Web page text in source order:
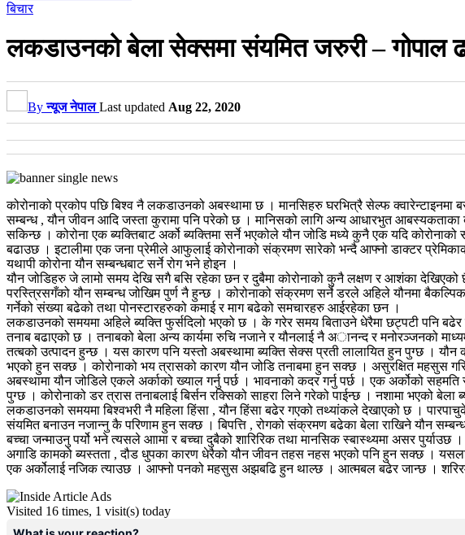
बिचार
लकडाउनको बेला सेक्समा संयमित जरुरी – गोपाल
Byन्यूज नेपाल Last updated Aug 22, 2020
कोरोनाको प्रकोप पछि बिश्व नै लकडाउनको अबस्थामा छ । मानसिहरु घरभित्रै सेल्फ क्वारेन्टाइनमा
सम्बन्ध , यौन जीवन आदि जस्ता कुरामा पनि परेको छ । मानिसको लागि अन्य आधारभुत
सकिन्छ । कोरोना एक ब्यक्तिबाट अर्को ब्यक्तिमा सर्ने भएकोले यौन जोडि मध्ये कुनै एक यदि
बढाउछ । इटालीमा एक जना प्रेमीले आफुलाई कोरोनाको संक्रमण सारेको भन्दै आफ्नो डाक्टर
यथापी कोरोना यौन सम्बन्धबाट सर्ने रोग भने होइन ।
यौन ज‍ोडिहरु जे लामो समय देखि सगै बसि रहेका छन र दुबैमा कोरोनाको कुनै लक्षण र आशंका
परस्त्रिसगँको यौन सम्बन्ध जोखिम पुर्ण नै हुन्छ । कोरोनाको संक्रमण सर्ने डरले अहिले यौनमा
गर्नेको संख्या बढेको तथा पोनस्टारहरुको कमाई र माग बढेको समचारहरु आईरहेका छन ।
लकडाउनको समयमा अहिले ब्यक्ति फुर्सदिलो भएको छ । के गरेर समय बिताउने धेरैमा छट्पटी पनि
तनाब बढाएको छ । तनाबको बेला अन्य कार्यमा रुचि नजाने र यौनलाई नै अानन्द र मनोरञ्जनको
तत्बको उत्पादन हुन्छ । यस कारण पनि यस्तो अबस्थामा ब्यक्ति सेक्स प्रती लालायित हुन पुग्छ । यौन
भएको हुन सक्छ । कोरोनाको भय त्रासको कारण यौन जोडि तनाबमा हुन सक्छ । असुरक्षित महसुस
अबस्थामा यौन जोडिले एकले अर्काको ख्याल गर्नु पर्छ । भावनाको कदर गर्नु पर्छ । एक अर्कोको
पुग्छ । कोरोनाको डर त्रास तनाबलाई बिर्सन रक्सिको साहरा लिने गरेको पाईन्छ । नशामा भएको
लकडाउनको समयमा बिश्वभरी नै महिला हिंसा , यौन हिंसा बढेर गएको तथ्यांकले देखाएको छ ।
संयमित बनाउन नजान्नु कै परिणाम हुन सक्छ । बिपत्ति , रोगको संक्रमण बढेका बेला राखिने यौन
बच्चा जन्माउनु पर्यो भने त्यसले आामा र बच्चा दुबैको शारिरिक तथा मानसिक स्बास्थ्यमा असर
अगाडि कामको ब्यस्तता , दौड धुपका कारण धेरैको यौन जीवन तहस नहस भएको पनि हुन सक्छ ।
एक अर्कोलाई नजिक त्याउछ । आफ्नो पनको महसुस अझबढि हुन थाल्छ । आत्मबल बढेर जान्छ । शरिरमा
Visited 16 times, 1 visit(s) today